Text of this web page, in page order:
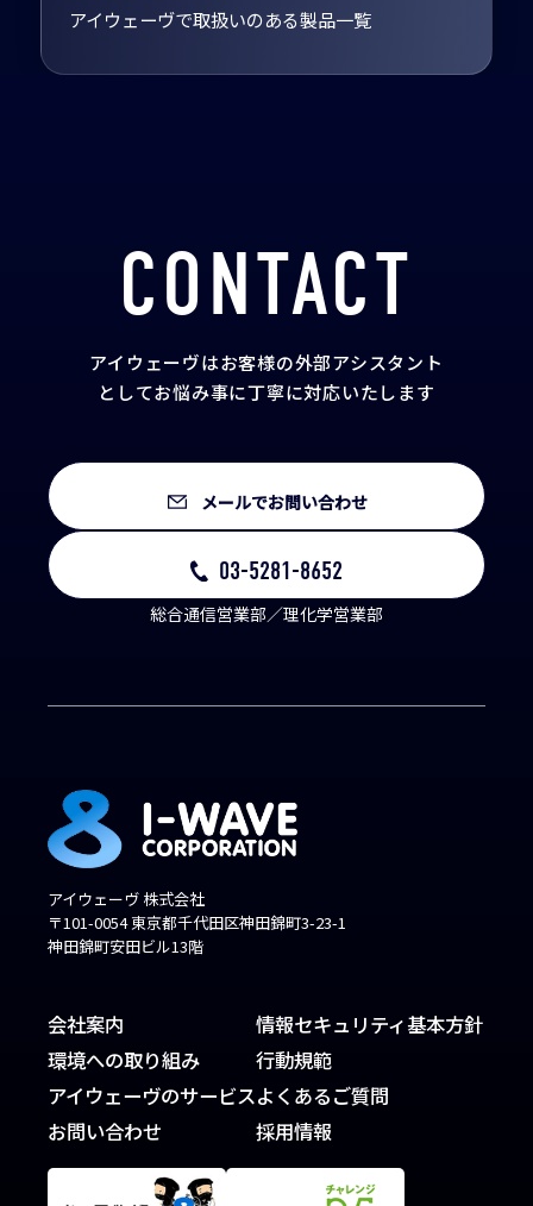
アイウェーヴで取扱いのある製品一覧
CONTACT
アイウェーヴはお客様の外部アシスタント
としてお悩み事に丁寧に対応いたします
メールでお問い合わせ
03-5281-8652
総合通信営業部／理化学営業部
アイウェーヴ 株式会社
〒101-0054 東京都千代田区神田錦町3-23-1
神田錦町安田ビル13階
会社案内
環境への取り組み
アイウェーヴのサービス
お問い合わせ
情報セキュリティ基本方針
行動規範
よくあるご質問
採用情報